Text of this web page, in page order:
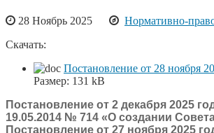
28 Ноябрь 2025 Нормативно-
Скачать:
Постановление от 28 ноября
Размер: 131 kB
Постановление от 2 декабря 2025
19.05.2014 № 714 «О создании
Постановление от 27 ноября 2025